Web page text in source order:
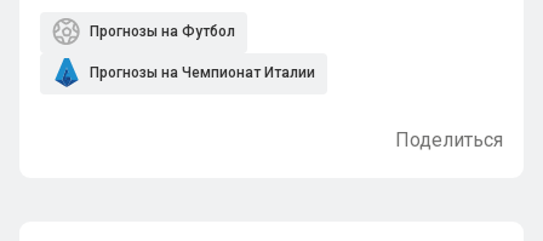
Прогнозы на Футбол
Прогнозы на Чемпионат Италии
Поделиться